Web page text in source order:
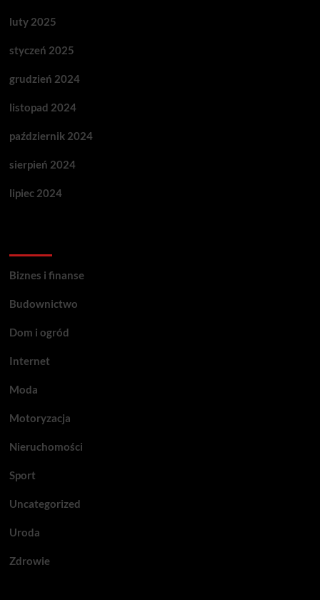
luty 2025
styczeń 2025
grudzień 2024
listopad 2024
październik 2024
sierpień 2024
lipiec 2024
Biznes i finanse
Budownictwo
Dom i ogród
Internet
Moda
Motoryzacja
Nieruchomości
Sport
Uncategorized
Uroda
Zdrowie